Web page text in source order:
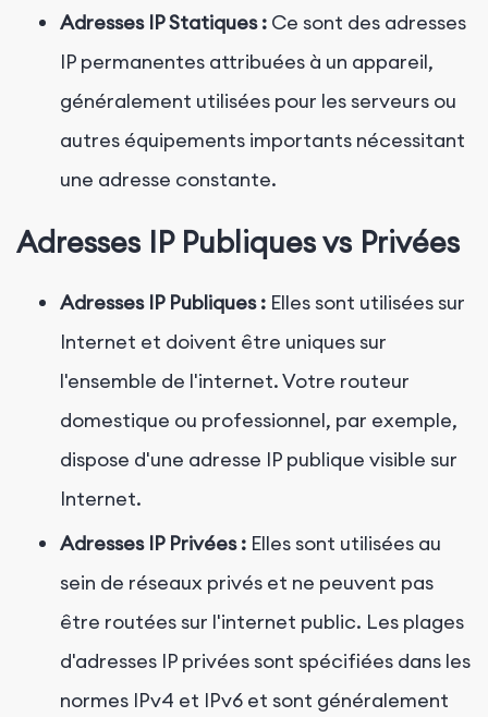
Adresses IP Statiques : Ce sont des adresses
IP permanentes attribuées à un appareil,
généralement utilisées pour les serveurs ou
autres équipements importants nécessitant
une adresse constante.
Adresses IP Publiques vs Privées
Adresses IP Publiques : Elles sont utilisées sur
Internet et doivent être uniques sur
l'ensemble de l'internet. Votre routeur
domestique ou professionnel, par exemple,
dispose d'une adresse IP publique visible sur
Internet.
Adresses IP Privées : Elles sont utilisées au
sein de réseaux privés et ne peuvent pas
être routées sur l'internet public. Les plages
d'adresses IP privées sont spécifiées dans les
normes IPv4 et IPv6 et sont généralement